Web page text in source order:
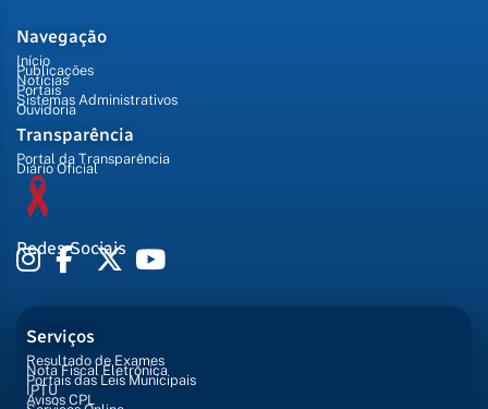
Navegação
Início
Publicações
Notícias
Portais
Sistemas Administrativos
Ouvidoria
Transparência
Portal da Transparência
Diário Oficial
Redes Sociais
Serviços
Resultado de Exames
Nota Fiscal Eletrônica
Portais das Leis Municipais
IPTU
Avisos CPL